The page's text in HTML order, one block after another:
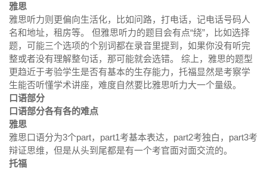
雅思
雅思听力则更偏向生活化，比如问路，打电话，记电话号码人
名和地址，租房等。 但雅思听力的题目会有点“绕”，比如选择
题，可能三个选项的个别词都在录音里提到，如果你没有听完
整或者没有理解整句话，那可能就会选错。 综上，雅思的题型
更趋近于考验学生是否有基本的生存能力，托福显然是考察学
生能否听懂学术讲座，难度自然要比雅思听力大一个量级。
口语部分
口语部分各有各的难点
雅思
雅思口语分为3个part，part1考基本表达，part2考独白，part3考
辩证思维，但是从头到尾都是有一个考官面对面交流的。
托福